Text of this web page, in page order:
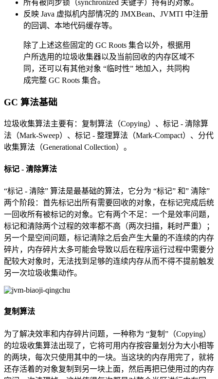
所有被同步锁（synchronized 关键字）持有的对象。
反映 Java 虚拟机内部情况的 JMXBean、JVMTI 中注册
的回调、本地代码缓存等。
除了上述这些固定的 GC Roots 集合以外，根据用
户所选用的垃圾收集器以及当前回收的内存区域不
同，还可以有其他对象 “临时性” 地加入，共同构
成完整 GC Roots 集合。
GC 算法基础
垃圾收集算法主要有：复制算法（Copying）、标记 - 清除算
法（Mark-Sweep）、标记 - 整理算法（Mark-Compact）、分代
收集算法（Generational Collection）。
标记 - 清除算法
“标记 - 清除” 算法是最基础的算法，它分为 “标记” 和” 清除”
两个阶段：首先标记出所有需要回收的对象，在标记完成后统
一回收所有被标记的对象。它有两个不足：一个是效率问题，
标记和清除两个过程的效率都不高（两次扫描，耗时严重）；
另一个是空间问题，标记清除之后会产生大量的不连续的内存
碎片，内存碎片太多可能会导致以后在程序运行过程中需要分
配较大对象时，无法找到足够的连续内存从而不得不提前触发
另一次垃圾收集动作。
复制算法
为了解决效率和内存碎片问题，一种称为 “复制”（Copying）
的垃圾收集算法出现了，它将可用内存按容量划分为大小相等
的两块，每次只使用其中的一块。当这块的内存用完了，就将
还存活着的对象复制到另一块上面，然后再把已使用过的内存